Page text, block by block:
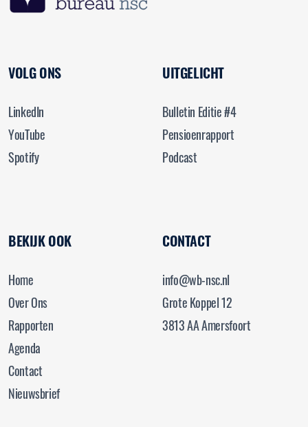
VOLG ONS
LinkedIn
YouTube
Spotify
UITGELICHT
Bulletin Editie #4
Pensioenrapport
Podcast
BEKIJK OOK
Home
Over Ons
Rapporten
Agenda
Contact
Nieuwsbrief
CONTACT
info@wb-nsc.nl
Grote Koppel 12
3813 AA Amersfoort